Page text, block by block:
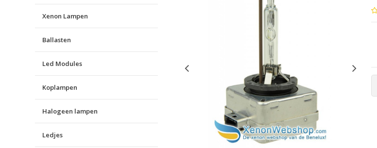
Xenon Lampen
Ballasten
Led Modules
Koplampen
Halogeen lampen
Ledjes